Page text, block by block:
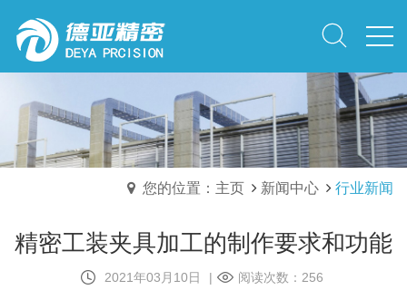
您的位置：主页 新闻中心 行业新闻
精密工装夹具加工的制作要求和功能
2021年03月10日 | 阅读次数：256